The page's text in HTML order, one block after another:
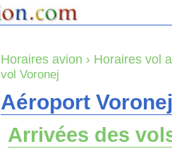
Horaires avion › Horaires vol
vol Voronej
Aéroport
Arrivées des